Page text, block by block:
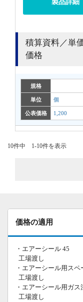
積算資料／単
価格
規格
単位 個
公表価格 1,200
10件中 1-10件を表示
価格の適用
・エアーシール 45
工場渡し
・エアーシール用スペ
工場渡し
・エアーシール用ガス
工場渡し